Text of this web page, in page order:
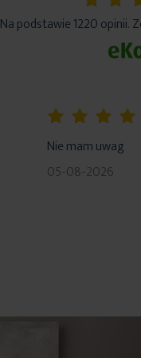
Na podstawie 1220 opinii.
Nie mam uwag
05-08-2026